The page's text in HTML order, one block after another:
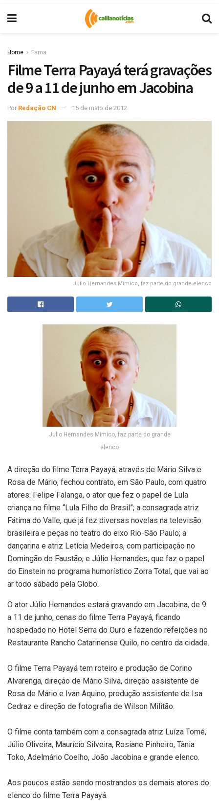
Home Fama
Filme Terra Payayá terá gravações
de 9 a 11 de junho em Jacobina
Por Redação CN 15 de maio de 2012
Julio Hernandes Mimico, faz parte do grande elenco
Julio Hernandes Mimico, faz parte do grande
elenco
A direção do filme Terra Payayá, através de Mário Silva e
Rosa de Mário, fechou contrato, em São Paulo, com quatro
atores: Felipe Falanga, o ator que fez o papel de Lula
criança no filme “Lula Filho do Brasil”; a consagrada atriz
Fátima do Valle, que já fez diversas novelas na televisão
brasileira e peças no teatro do eixo Rio-São Paulo; a
dançarina e atriz Letícia Medeiros, com participação no
Domingão do Faustão; e Júlio Hernandes, que faz o papel
do Einstein no programa humorístico Zorra Total, que vai ao
ar todo sábado pela Globo.
O ator Júlio Hernandes estará gravando em Jacobina, de 9
a 11 de junho, cenas do filme Terra Payayá, ficando
hospedado no Hotel Serra do Ouro e fazendo refeições no
Restaurante Rancho Catarinense Quilo, no centro da cidade.
O filme Terra Payayá tem roteiro e produção de Corino
Alvarenga, direção de Mário Silva, direção assistente de
Rosa de Mário e Ivan Aquino, produção assistente de Isa
Cedraz e direção de fotografia de Wilson Militão.
O filme conta também com a consagrada atriz Luíza Tomé,
Júlio Oliveira, Maurício Silveira, Rosiane Pinheiro, Tânia
Toko, Adelmário Coelho, João Jacobina e grande elenco.
Aos poucos estão sendo mostrandos os demais atores do
elenco do filme Terra Payayá.